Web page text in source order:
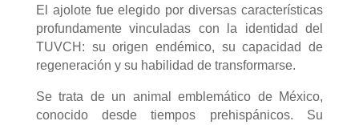
El ajolote fue elegido por diversas características
profundamente vinculadas con la identidad del
TUVCH: su origen endémico, su capacidad de
regeneración y su habilidad de transformarse.
Se trata de un animal emblemático de México,
conocido desde tiempos prehispánicos. Su